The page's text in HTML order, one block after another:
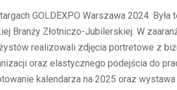
GOLDEXPO Warszawa 2024. Była
Branży Złotniczo-Jubilerskiej. W
realizowali zdjęcia portretowe z
oraz elastycznego podejścia do
kalendarza na 2025 oraz